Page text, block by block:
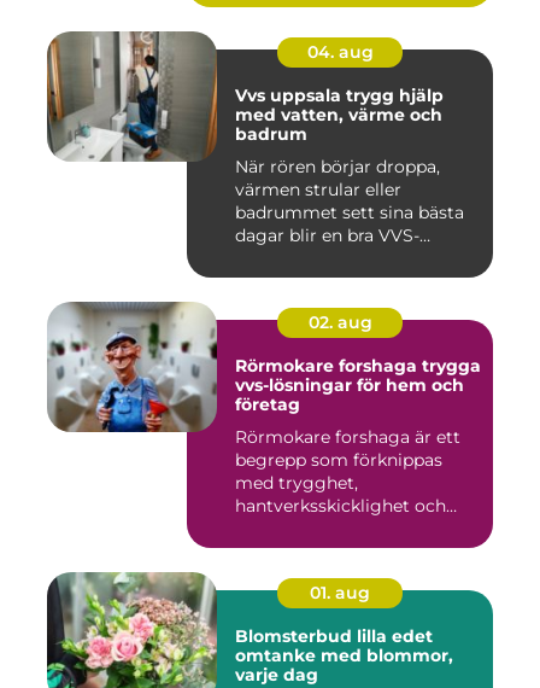
04. aug
Vvs uppsala trygg hjälp
med vatten, värme och
badrum
När rören börjar droppa,
värmen strular eller
badrummet sett sina bästa
dagar blir en bra VVS-
02. aug
Rörmokare forshaga trygga
vvs-lösningar för hem och
företag
Rörmokare forshaga är ett
begrepp som förknippas
med trygghet,
hantverksskicklighet och
01. aug
Blomsterbud lilla edet
omtanke med blommor,
varje dag